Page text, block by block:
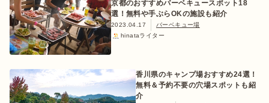
京都のおすすめバーベキュースポット18
選！無料や手ぶらOKの施設も紹介
2023.04.17
バーベキュー場
hinataライター
香川県のキャンプ場おすすめ24選！
無料＆予約不要の穴場スポットも紹
介